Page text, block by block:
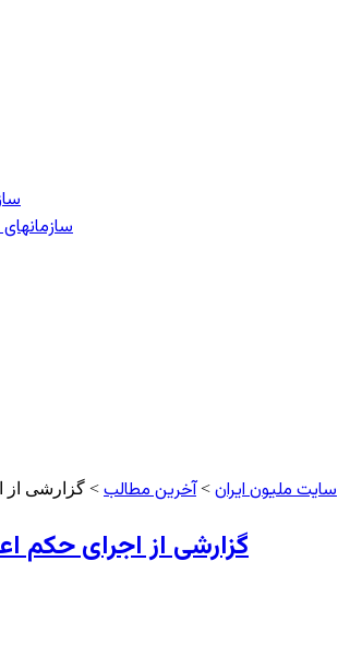
-
-
سایت ملیون ایران >آخرین مطالب > گزارشی از اجرای حکم
گزارشی از اجرای حکم اعدام ۲ زندانی در